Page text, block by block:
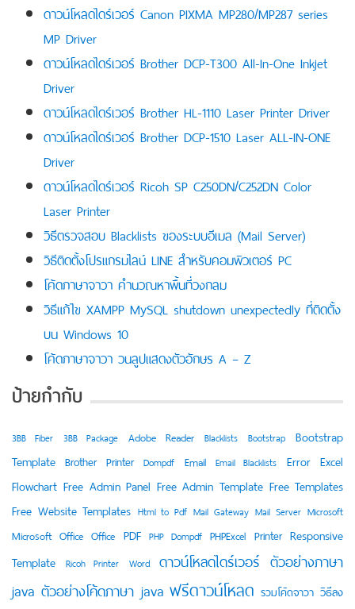
ดาวน์โหลดไดร์เวอร์ Canon PIXMA MP280/MP287 series
MP Driver
ดาวน์โหลดไดร์เวอร์ Brother DCP-T300 All-In-One Inkjet
Driver
ดาวน์โหลดไดร์เวอร์ Brother HL-1110 Laser Printer Driver
ดาวน์โหลดไดร์เวอร์ Brother DCP-1510 Laser ALL-IN-ONE
Driver
ดาวน์โหลดไดร์เวอร์ Ricoh SP C250DN/C252DN Color
Laser Printer
วิธีตรวจสอบ Blacklists ของระบบอีเมล (Mail Server)
วิธีติดตั้งโปรแกรมไลน์ LINE สำหรับคอมพิวเตอร์ PC
โค้ดภาษาจาวา คำนวณหาพื้นที่วงกลม
วิธีแก้ไข XAMPP MySQL shutdown unexpectedly ที่ติดตั้ง
บน Windows 10
โค้ดภาษาจาวา วนลูปแสดงตัวอักษร A – Z
ป้ายกำกับ
3BB Fiber 3BB Package Adobe Reader Blacklists Bootstrap Bootstrap
Template Brother Printer Dompdf Email Email Blacklists Error Excel
Flowchart Free Admin Panel Free Admin Template Free Templates
Free Website Templates Html to Pdf Mail Gateway Mail Server Microsoft
Microsoft Office Office PDF PHP Dompdf PHPExcel Printer Responsive
Template Ricoh Printer Word ดาวน์โหลดไดร์เวอร์ ตัวอย่างภาษา
java ตัวอย่างโค้ดภาษา java ฟรีดาวน์โหลด รวมโค้ดจาวา วิธีลง